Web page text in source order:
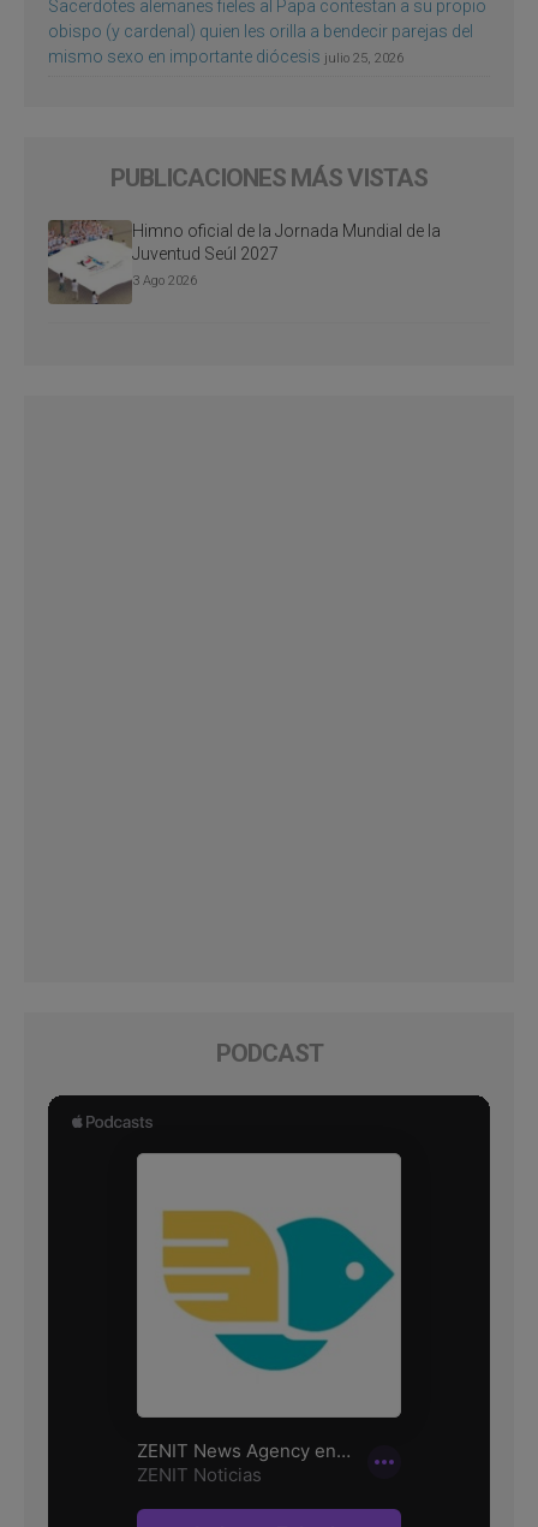
Sacerdotes alemanes fieles al Papa contestan a su propio
obispo (y cardenal) quien les orilla a bendecir parejas del
mismo sexo en importante diócesis julio 25, 2026
PUBLICACIONES MÁS VISTAS
Himno oficial de la Jornada Mundial de la
Juventud Seúl 2027
3 Ago 2026
PODCAST